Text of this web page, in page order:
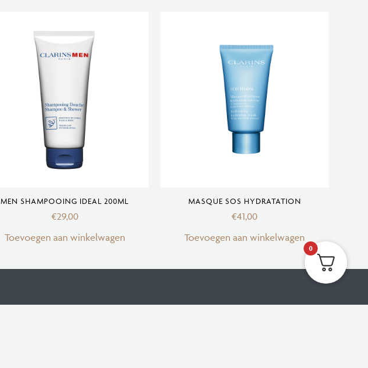
MEN SHAMPOOING IDEAL 200ML
€29,00
Toevoegen aan winkelwagen
MASQUE SOS HYDRATATION
€41,00
Toevoegen aan winkelwagen
0